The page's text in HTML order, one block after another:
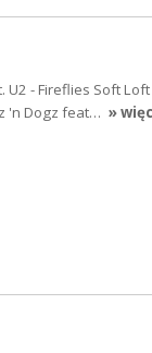
U2 - Fireflies Soft
'n Dogz feat… »